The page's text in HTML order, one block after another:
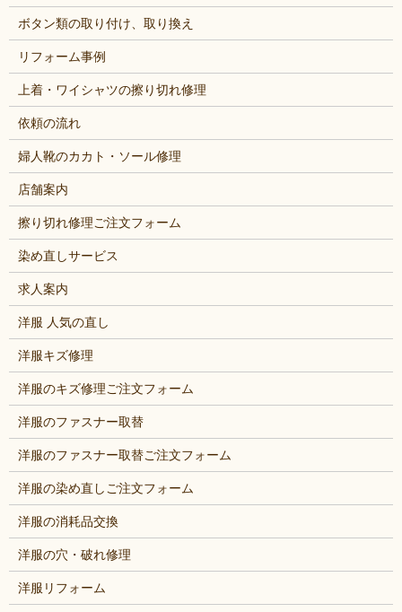
ボタン類の取り付け、取り換え
リフォーム事例
上着・ワイシャツの擦り切れ修理
依頼の流れ
婦人靴のカカト・ソール修理
店舗案内
擦り切れ修理ご注文フォーム
染め直しサービス
求人案内
洋服 人気の直し
洋服キズ修理
洋服のキズ修理ご注文フォーム
洋服のファスナー取替
洋服のファスナー取替ご注文フォーム
洋服の染め直しご注文フォーム
洋服の消耗品交換
洋服の穴・破れ修理
洋服リフォーム